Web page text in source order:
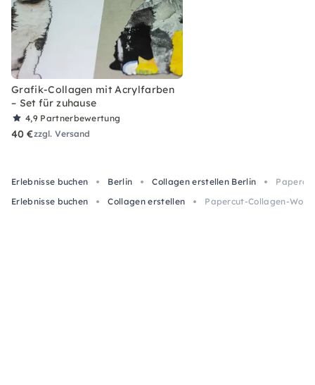
Grafik-Collagen mit Acrylfarben
– Set für zuhause
4,9 Partnerbewertung
40 €zzgl. Versand
Erlebnisse buchen Berlin Collagen erstellen Berlin
Erlebnisse buchen
Collagen erstellen Papercut-Collagen-